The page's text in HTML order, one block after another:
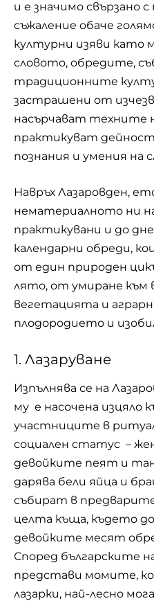
и е значимо свързано
съжаление обаче
културни изяви като
словото, обредите,
традиционните
застрашени от
насърчават техните
практикуват
познания и умения на
Навръх Лазаровден,
нематериалното ни
практикувани и до
календарни обреди,
от един природен
лято, от умиране към
вегетацията и
плодородието и
1. Лазаруване
Изпълнява се на
му е насочена изцяло
участниците в
социален статус –
девойките пеят и
дарява бели яйца и
събират в
целта къща, където
девойките месят
Според българските
представи момите,
лазарки, най-лесно